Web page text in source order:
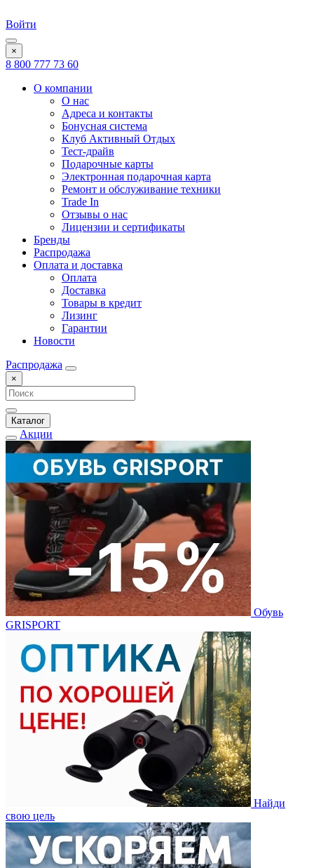
Войти
×
8 800 777 73 60
О компании
О нас
Адреса и контакты
Бонусная система
Клуб Активный Отдых
Тест-драйв
Подарочные карты
Электронная подарочная карта
Ремонт и обслуживание техники
Trade In
Отзывы о нас
Лицензии и сертификаты
Бренды
Распродажа
Оплата и доставка
Оплата
Доставка
Товары в кредит
Лизинг
Гарантии
Новости
Распродажа
×
Каталог
Акции
Обувь
GRISPORT
Найди
свою цель